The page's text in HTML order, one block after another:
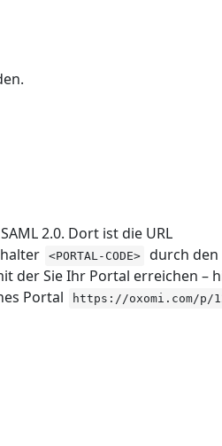
2.0. Dort ist die URL
<PORTAL-CODE>
durch den
der Sie Ihr Portal erreichen –
Portal https://oxomi.com/p/